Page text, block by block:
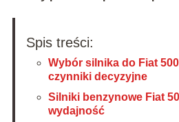
Spis treści:
Wybór silnika do Fiat
czynniki decyzyjne
Silniki benzynowe Fiat
wydajność